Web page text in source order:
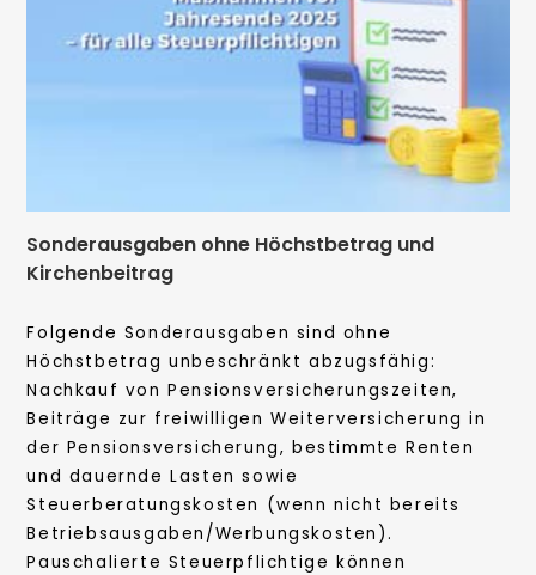
Sonderausgaben ohne Höchstbetrag und
Kirchenbeitrag
Folgende Sonderausgaben sind ohne
Höchstbetrag unbeschränkt abzugsfähig:
Nachkauf von Pensionsversicherungszeiten,
Beiträge zur freiwilligen Weiterversicherung in
der Pensionsversicherung, bestimmte Renten
und dauernde Lasten sowie
Steuerberatungskosten (wenn nicht bereits
Betriebsausgaben/Werbungskosten).
Pauschalierte Steuerpflichtige können